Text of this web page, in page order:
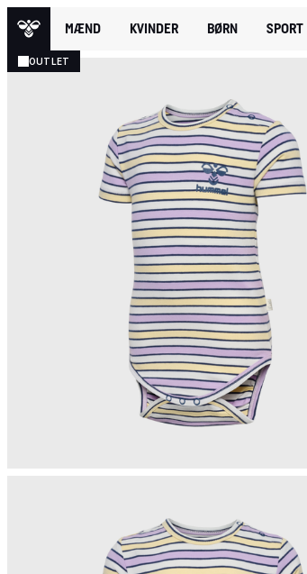
MÆND KVINDER BØRN SPORT
OUTLET